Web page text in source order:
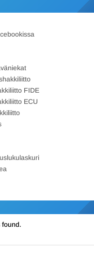
FIDE
ECU
found.